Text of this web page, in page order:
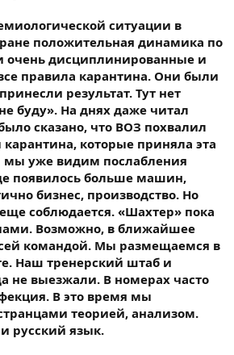
ситуации в
положительная динамика по
очень дисциплинированные и
правила карантина. Они были
результат. Тут нет
буду». На днях даже читал
сказано, что ВОЗ похвалил
которые приняла эта
мы уже видим послабления
появилось больше машин,
бизнес, производство. Но
соблюдается. «Шахтер» пока
Возможно, в ближайшее
командой. Мы размещаемся в
Наш тренерский штаб и
не выезжали. В номерах часто
В это время мы
теорией, анализом.
русский язык.